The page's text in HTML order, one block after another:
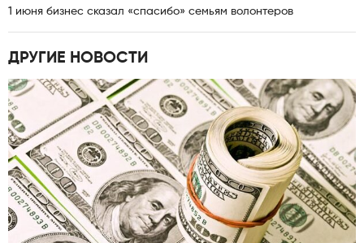
1 июня бизнес сказал «спасибо» семьям волонтеров
ДРУГИЕ НОВОСТИ